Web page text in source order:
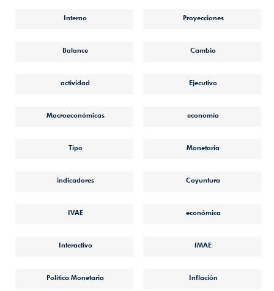
Interno Proyecciones
Balance Cambio
actividad Ejecutivo
Macroeconómicas economía
Tipo Monetaria
indicadores Coyuntura
IVAE económica
Interactivo IMAE
Política Monetaria Inflación